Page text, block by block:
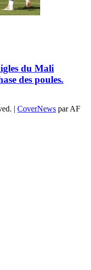
du Mali
des poules.
| CoverNews par AF